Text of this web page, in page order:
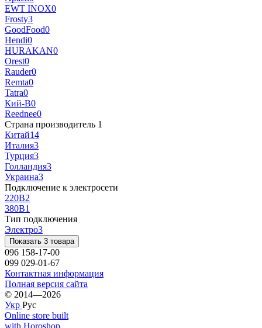
EWT INOX0
Frosty3
GoodFood0
Hendi0
HURAKAN0
Orest0
Rauder0
Remta0
Tatra0
Кий-В0
Reednee0
Страна производитель 1
Китай14
Италия3
Турция3
Голландия3
Украина3
Подключение к электросети
220В2
380В1
Тип подключения
Электро3
Показать 3 товара
096 158-17-00
099 029-01-67
Контактная информация
Полная версия сайта
© 2014—2026
Укр Рус
Online store built
with Horoshop